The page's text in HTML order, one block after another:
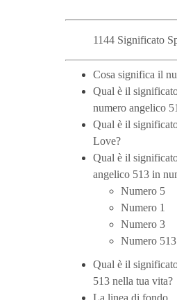
1144 Significato
Cosa significa il
Qual è il
numero angelico
Qual è il
Love?
Qual è il
angelico 513 in
Numero 5
Numero 1
Numero 3
Numero 513
Qual è il
513 nella tua vita?
La linea di fondo